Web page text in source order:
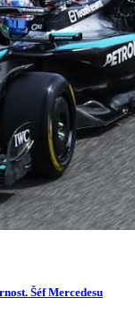
Šéf Mercedesu